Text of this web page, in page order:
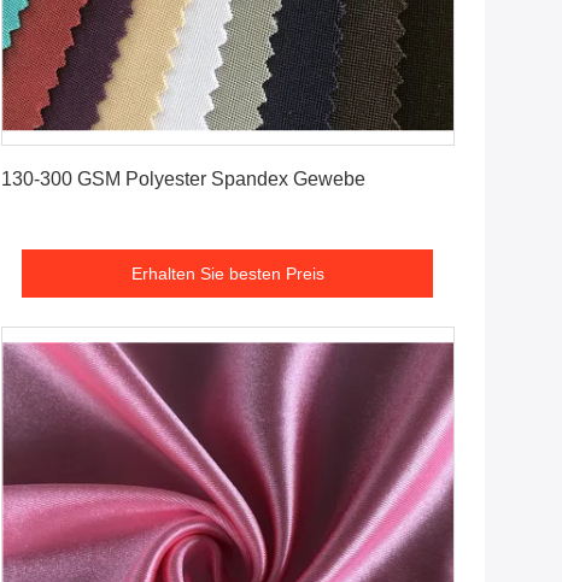
130-300 GSM Polyester Spandex Gewebe
Erhalten Sie besten Preis